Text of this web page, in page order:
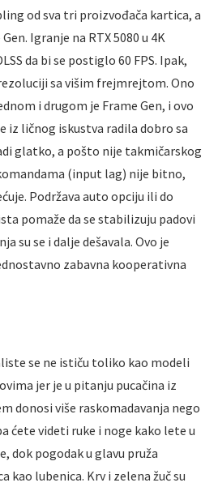
od sva tri proizvođača kartica, a
Igranje na RTX 5080 u 4K
da bi se postiglo 60 FPS. Ipak,
sa višim frejmrejtom. Ono
i drugom je Frame Gen, i ovo
iz ličnog iskustva radila dobro sa
glatko, a pošto nije takmičarskog
(input lag) nije bitno,
Podržava auto opciju ili do
pomaže da se stabilizuju padovi
su se i dalje dešavala. Ovo je
zabavna kooperativna
se ne ističu toliko kao modeli
jer je u pitanju pucačina iz
donosi više raskomadavanja nego
ćete videti ruke i noge kako lete u
dok pogodak u glavu pruža
kao lubenica. Krv i zelena žuč su